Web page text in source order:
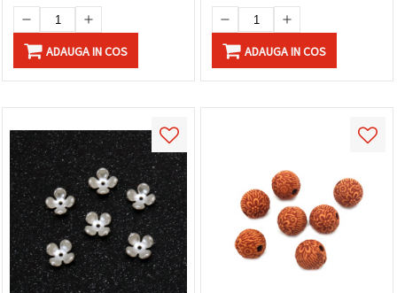
ADAUGA IN COS ADAUGA IN COS